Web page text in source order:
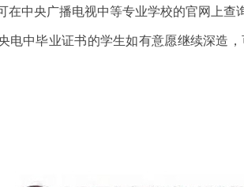
中央广播电视中等专业学校的官网上查
中毕业证书的学生如有意愿继续深造，